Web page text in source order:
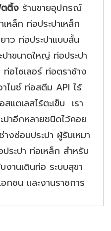
ติ้ง ร้านขายอุปกรณ์
เหล็ก ท่อประปาเหล็ก
าว ท่อประปาแบบสั้น
ปาขนาดใหญ่ ท่อประปา
อไซเลอร์ ท่อตราช้าง
ไนซ์ ท่อสตีม API ไร้
แตเลสไร้ตะเข็บ เรา
ปาอีกหลายชนิดไว้คอย
งซ่อมประปา ผู้รับเหมา
ระปา ท่อเหล็ก สำหรับ
งานเดินท่อ ระบบสุขา
กชน และงานราชการ